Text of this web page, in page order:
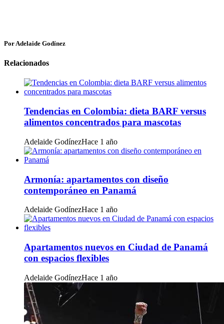
Por Adelaide Godínez
Relacionados
Tendencias en Colombia: dieta BARF versus
alimentos concentrados para mascotas
Adelaide GodínezHace 1 año
Armonía: apartamentos con diseño
contemporáneo en Panamá
Adelaide GodínezHace 1 año
Apartamentos nuevos en Ciudad de Panamá
con espacios flexibles
Adelaide GodínezHace 1 año